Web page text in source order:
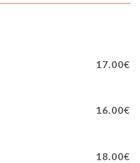
17.00€
16.00€
18.00€